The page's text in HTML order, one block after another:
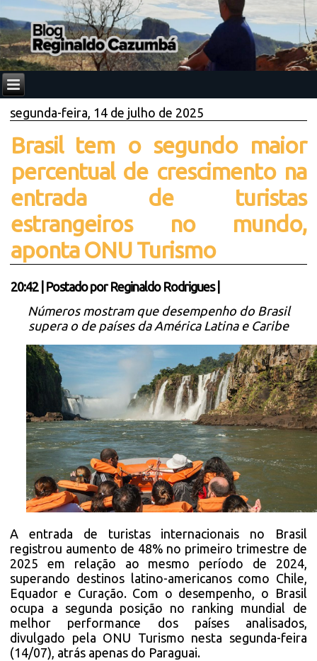
segunda-feira, 14 de julho de 2025
Brasil tem o segundo maior
percentual de crescimento na
entrada de turistas
estrangeiros no mundo,
aponta ONU Turismo
20:42| Postado por Reginaldo Rodrigues
Números mostram que desempenho do Brasil
supera o de países da América Latina e Caribe
A entrada de turistas internacionais no Brasil
registrou aumento de 48% no primeiro trimestre de
2025 em relação ao mesmo período de 2024,
superando destinos latino-americanos como Chile,
Equador e Curação. Com o desempenho, o Brasil
ocupa a segunda posição no ranking mundial de
melhor performance dos países analisados,
divulgado pela ONU Turismo nesta segunda-feira
(14/07), atrás apenas do Paraguai.